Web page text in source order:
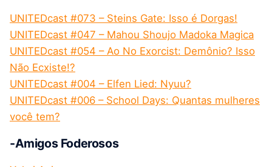
UNITEDcast #073 – Steins Gate: Isso é Dorgas!
UNITEDcast #047 – Mahou Shoujo Madoka Magica
UNITEDcast #054 – Ao No Exorcist: Demônio? Isso
Não Ecxiste!?
UNITEDcast #004 – Elfen Lied: Nyuu?
UNITEDcast #006 – School Days: Quantas mulheres
você tem?
-Amigos Foderosos